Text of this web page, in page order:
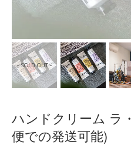
ハンドクリーム ラ
便での発送可能)